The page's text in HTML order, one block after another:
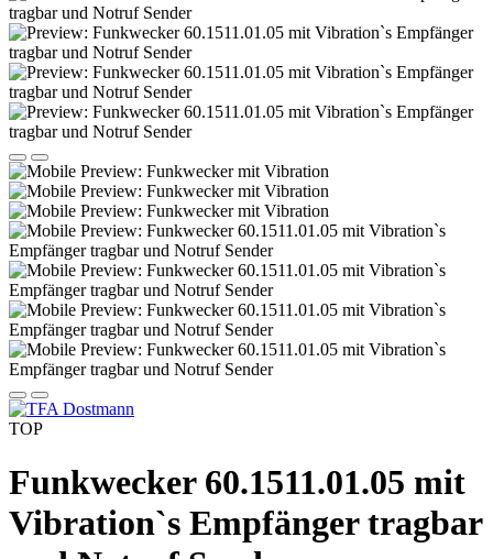
TOP
Funkwecker 60.1511.01.05 mit
Vibration`s Empfänger tragbar